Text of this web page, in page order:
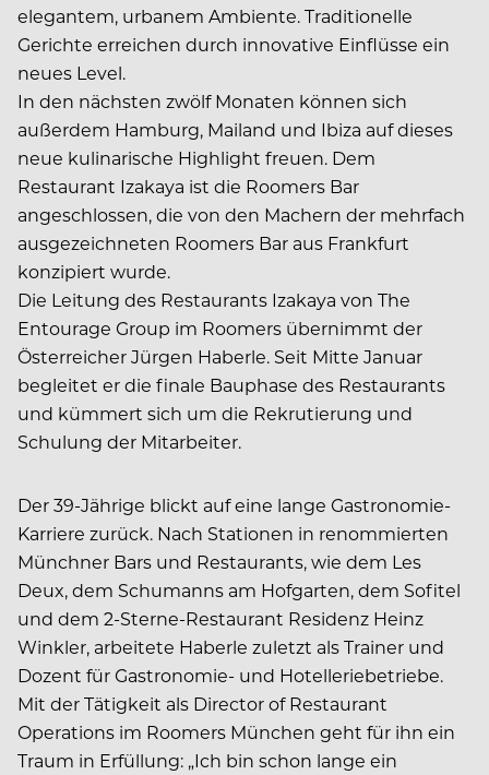
elegantem, urbanem Ambiente. Traditionelle
Gerichte erreichen durch innovative Einflüsse ein
neues Level.
In den nächsten zwölf Monaten können sich
außerdem Hamburg, Mailand und Ibiza auf dieses
neue kulinarische Highlight freuen. Dem
Restaurant Izakaya ist die Roomers Bar
angeschlossen, die von den Machern der mehrfach
ausgezeichneten Roomers Bar aus Frankfurt
konzipiert wurde.
Die Leitung des Restaurants Izakaya von The
Entourage Group im Roomers übernimmt der
Österreicher Jürgen Haberle. Seit Mitte Januar
begleitet er die finale Bauphase des Restaurants
und kümmert sich um die Rekrutierung und
Schulung der Mitarbeiter.
Der 39-Jährige blickt auf eine lange Gastronomie-
Karriere zurück. Nach Stationen in renommierten
Münchner Bars und Restaurants, wie dem Les
Deux, dem Schumanns am Hofgarten, dem Sofitel
und dem 2-Sterne-Restaurant Residenz Heinz
Winkler, arbeitete Haberle zuletzt als Trainer und
Dozent für Gastronomie- und Hotelleriebetriebe.
Mit der Tätigkeit als Director of Restaurant
Operations im Roomers München geht für ihn ein
Traum in Erfüllung: „Ich bin schon lange ein